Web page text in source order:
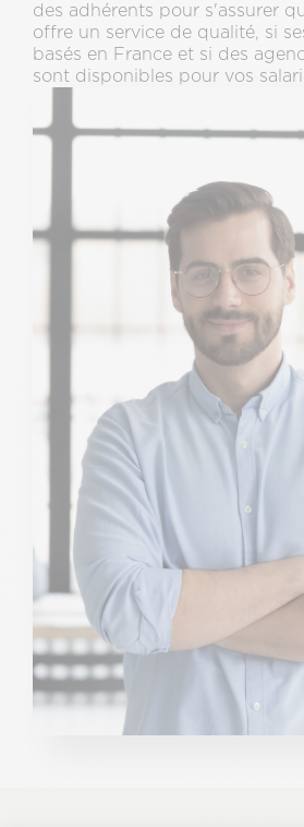
des adhérents pour s'assurer
offre un service de qualité, si
basés en France et si des
sont disponibles pour vos